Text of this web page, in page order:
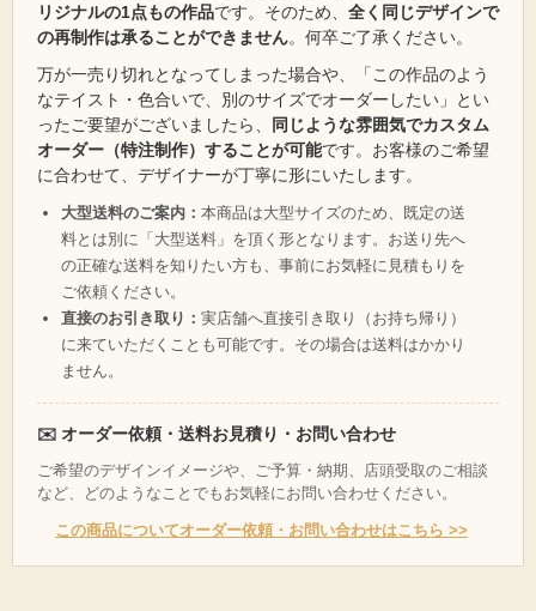
リジナルの1点もの作品です。そのため、 全く同じデザインで
の再制作は承ることができません。何卒ご了承ください。
万が一売り切れとなってしまった場合や、「この作品のよう
なテイスト・色合いで、別のサイズでオーダーしたい」とい
ったご要望がございましたら、
同じような雰囲気でカスタム
オーダー（特注制作）することが可能です。お客様のご希望
に合わせて、デザイナーが丁寧に形にいたします。
大型送料のご案内： 本商品は大型サイズのため、既定の送
料とは別に「大型送料」を頂く形となります。お送り先へ
の正確な送料を知りたい方も、事前にお気軽に見積もりを
ご依頼ください。
直接のお引き取り： 実店舗へ直接引き取り（お持ち帰り）
に来ていただくことも可能です。その場合は送料はかかり
ません。
✉️ オーダー依頼・送料お見積り・お問い合わせ
ご希望のデザインイメージや、ご予算・納期、店頭受取のご相談
など、どのようなことでもお気軽にお問い合わせください。
この商品についてオーダー依頼・お問い合わせはこちら >>